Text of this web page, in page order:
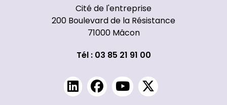
Cité de l'entreprise
200 Boulevard de la Résistance
71000 Mâcon
Tél : 03 85 21 91 00